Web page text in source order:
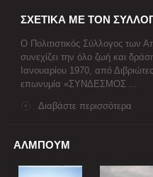
ΣΧΕΤΙΚΑ ΜΕ ΤΟΝ
Ο Πολιτιστικός Σύλλογος των
συνεχίζει την όλο ζωή και
Ιανουαρίου 1970, από
επωνυμία «ΣΥΝΔΕΣΜΟΣ ...
Διαβάστε περισσότερα
ΑΛΜΠΟΥΜ